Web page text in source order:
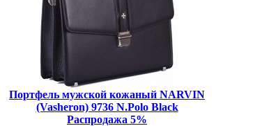
Портфель мужской кожаный NARVIN
(Vasheron) 9736 N.Polo Black
Распродажа 5%